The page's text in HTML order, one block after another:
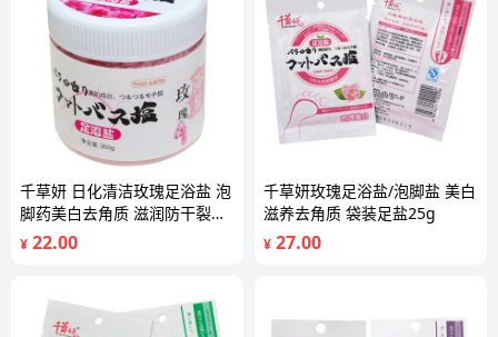
千草妍 日化清洁玫瑰足浴盐 泡
脚药美白去角质 滋润防干裂
300g
¥ 22.00
千草妍玫瑰足浴盐/泡脚盐 美白
滋养去角质 袋装足盐25g
¥ 27.00